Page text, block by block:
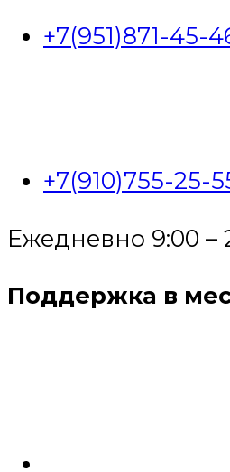
+7(951)871-45-
+7(910)755-25-
Ежедневно 9:00 –
Поддержка в